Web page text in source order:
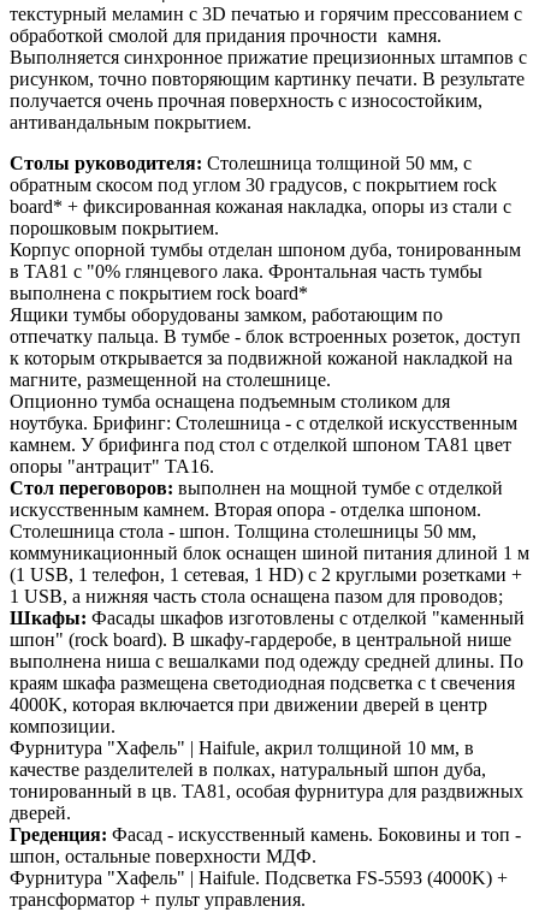
текстурный меламин с 3D печатью и горячим прессованием с
обработкой смолой для придания прочности камня.
Выполняется синхронное прижатие прецизионных штампов с
рисунком, точно повторяющим картинку печати. В результате
получается очень прочная поверхность с износостойким,
антивандальным покрытием.
Столы руководителя: Столешница толщиной 50 мм, с
обратным скосом под углом 30 градусов, с покрытием rock
board* + фиксированная кожаная накладка, опоры из стали с
порошковым покрытием.
Корпус опорной тумбы отделан шпоном дуба, тонированным
в TA81 с "0% глянцевого лака. Фронтальная часть тумбы
выполнена с покрытием rock board*
Ящики тумбы оборудованы замком, работающим по
отпечатку пальца. В тумбе - блок встроенных розеток, доступ
к которым открывается за подвижной кожаной накладкой на
магните, размещенной на столешнице.
Опционно тумба оснащена подъемным столиком для
ноутбука. Брифинг: Столешница - с отделкой искусственным
камнем. У брифинга под стол с отделкой шпоном TA81 цвет
опоры "антрацит" TA16.
Стол переговоров: выполнен на мощной тумбе с отделкой
искусственным камнем. Вторая опора - отделка шпоном.
Столешница стола - шпон. Толщина столешницы 50 мм,
коммуникационный блок оснащен шиной питания длиной 1 м
(1 USB, 1 телефон, 1 сетевая, 1 HD) с 2 круглыми розетками +
1 USB, а нижняя часть стола оснащена пазом для проводов;
Шкафы: Фасады шкафов изготовлены с отделкой "каменный
шпон" (rock board). В шкафу-гардеробе, в центральной нише
выполнена ниша с вешалками под одежду средней длины. По
краям шкафа размещена светодиодная подсветка c t свечения
4000K, которая включается при движении дверей в центр
композиции.
Фурнитура "Хафель" | Haifule, акрил толщиной 10 мм, в
качестве разделителей в полках, натуральный шпон дуба,
тонированный в цв. TA81, особая фурнитура для раздвижных
дверей.
Греденция: Фасад - искусственный камень. Боковины и топ -
шпон, остальные поверхности МДФ.
Фурнитура "Хафель" | Haifule. Подсветка FS-5593 (4000K) +
трансформатор + пульт управления.